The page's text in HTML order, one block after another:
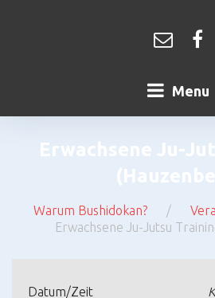
Menu
Erwachsene Ju-
Warum Bushidokan? /
Erwachsene Ju-Jutsu
Ju-
Datum/Zeit